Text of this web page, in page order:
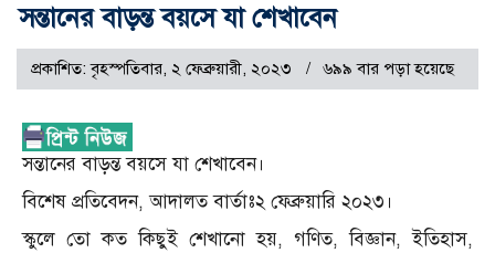
সন্তানের বাড়ন্ত বয়সে যা শেখাবেন
প্রকাশিত: বৃহস্পতিবার, ২ ফেব্রুয়ারী, ২০২৩ ৬৯৯ বার পড়া হয়েছে
সন্তানের বাড়ন্ত বয়সে যা শেখাবেন।
বিশেষ প্রতিবেদন, আদালত বার্তাঃ২ ফেব্রুয়ারি ২০২৩।
স্কুলে তো কত কিছুই শেখানো হয়, গণিত, বিজ্ঞান, ইতিহাস,